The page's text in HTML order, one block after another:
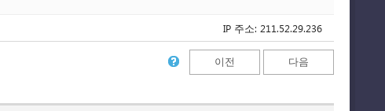
IP 주소: 211.52.29.236
이전 다음